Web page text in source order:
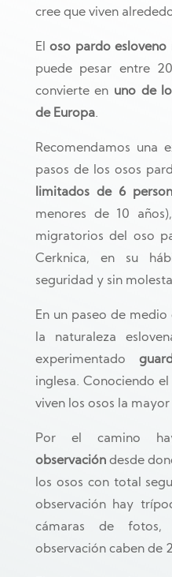
cree que viven
Eloso pardo esloveno
puede pesar entre
convierte en uno de
de Europa.
Recomendamos una
pasos de los osos
limitados de 6
menores de 10
migratorios del oso
Cerknica, en su
seguridad y sin
En un paseo de
la naturaleza
experimentado
inglesa. Conociendo
viven los osos la
Por el camino
observacióndesde
los osos con total
observación hay
cámaras de
observación caben de